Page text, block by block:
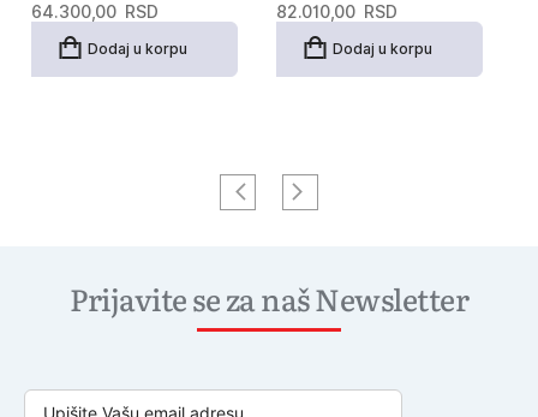
64.300,00 RSD
Dodaj u korpu
82.010,00 RSD
Dodaj u korpu
Prijavite se za naš Newsletter